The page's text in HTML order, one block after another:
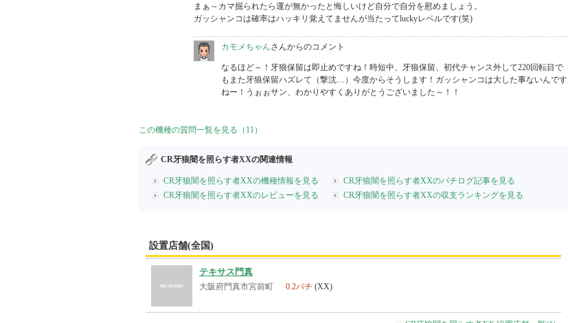
まぁ～カマ掘られたら運が無かったと悔しいけど自分で自分を慰めましょう。
カモメちゃんさんからのコメント
なるほど～！牙狼保留は即止めですね！時短中、牙狼保留、初代チャンス外して220回転目で
もまた牙狼保留ハズレて（撃沈…）今度からそうします！ガッシャンコは大した事ないんです
ねー！うぉぉサン、わかりやすくありがとうございました～！！
この機種の質問一覧を見る（11）
CR牙狼闇を照らす者XXの関連情報
CR牙狼闇を照らす者XXの機種情報を見る
CR牙狼闇を照らす者XXのパチログ記事を見る
CR牙狼闇を照らす者XXのレビューを見る
CR牙狼闇を照らす者XXの収支ランキングを見る
設置店舗(全国)
テキサス門真
大阪府門真市宮前町 0.2パチ (XX)